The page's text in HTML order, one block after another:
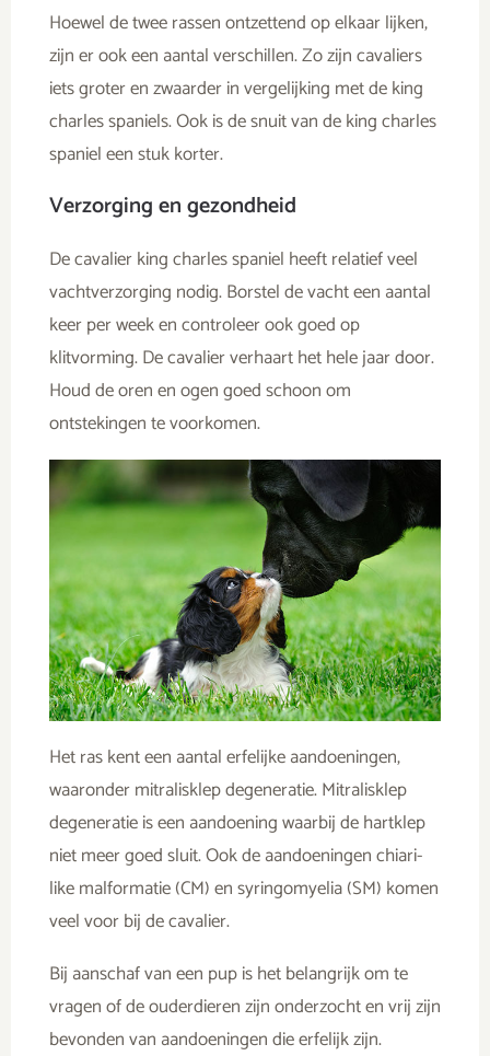
Hoewel de twee rassen ontzettend op elkaar lijken,
zijn er ook een aantal verschillen. Zo zijn cavaliers
iets groter en zwaarder in vergelijking met de king
charles spaniels. Ook is de snuit van de king charles
spaniel een stuk korter.
Verzorging en gezondheid
De cavalier king charles spaniel heeft relatief veel
vachtverzorging nodig. Borstel de vacht een aantal
keer per week en controleer ook goed op
klitvorming. De cavalier verhaart het hele jaar door.
Houd de oren en ogen goed schoon om
ontstekingen te voorkomen.
Het ras kent een aantal erfelijke aandoeningen,
waarondermitralisklep degeneratie. Mitralisklep
degeneratie is een aandoening waarbij de hartklep
niet meer goed sluit.Ook de aandoeningen chiari-
like malformatie (CM) en syringomyelia (SM) komen
veel voor bij de cavalier.
Bij aanschaf van een pup is het belangrijk om te
vragen of de ouderdieren zijn onderzocht en vrij zijn
bevonden van aandoeningen die erfelijk zijn.